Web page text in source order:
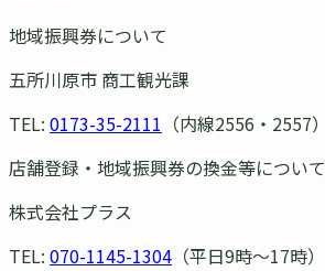
地域振興券について
五所川原市 商工観光課
TEL: 0173-35-2111 （内線2556・2557）
店舗登録・地域振興券の換金等について
株式会社プラス
TEL: 070-1145-1304 （平日9時〜17時）